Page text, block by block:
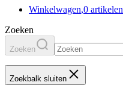
Winkelwagen,0 artikelen
Zoeken
Zoeken
Zoekbalk sluiten